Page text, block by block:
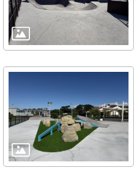
告
隱
私
權
訊
安
全
政
策